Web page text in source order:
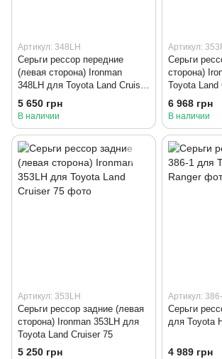
Артикул: 348LH
Серьги рессор передние
(левая сторона) Ironman
348LH для Toyota Land Cruiser
75
5 650 грн
В наличии
Артикул:
Серьги
сторона)
Toyota Land
6 968 грн
В наличии
Артикул: 353LH
Серьги рессор задние (левая
сторона) Ironman 353LH для
Toyota Land Cruiser 75
5 250 грн
Артикул:
Серьги
для Toyota
4 989 грн